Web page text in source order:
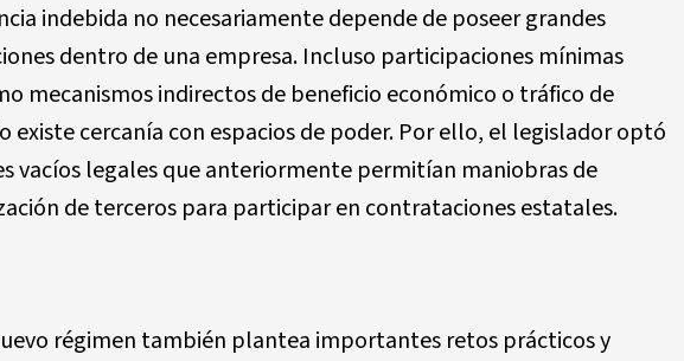
indebida no necesariamente depende de poseer grandes
dentro de una empresa. Incluso participaciones mínimas
mecanismos indirectos de beneficio económico o tráfico de
existe cercanía con espacios de poder. Por ello, el legislador optó
vacíos legales que anteriormente permitían maniobras de
de terceros para participar en contrataciones estatales.
régimen también plantea importantes retos prácticos y